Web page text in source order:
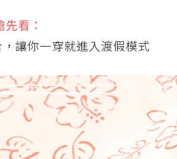
看：
讓你一穿就進入渡假模式